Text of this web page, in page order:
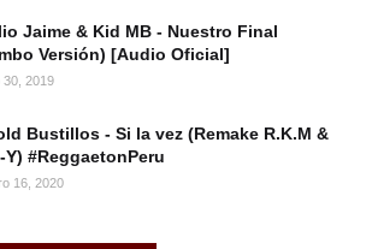
Jaime & Kid MB - Nuestro Final
Versión) [Audio Oficial]
30, 2019
Bustillos - Si la vez (Remake R.K.M &
Y) #ReggaetonPeru
16, 2020